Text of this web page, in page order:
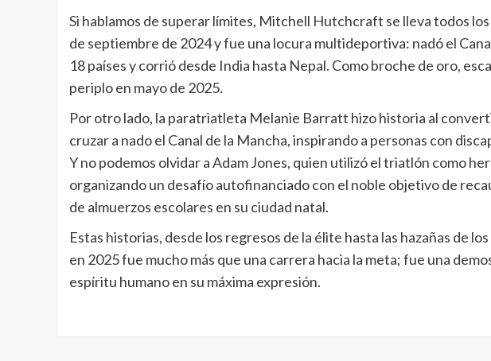
Si hablamos de superar límites, Mitchell Hutchcraft se lleva todos
de septiembre de 2024 y fue una locura multideportiva: nadó el
18 países y corrió desde India hasta Nepal. Como broche de oro,
periplo en mayo de 2025.
Por otro lado, la paratriatleta Melanie Barratt hizo historia al
cruzar a nado el Canal de la Mancha, inspirando a personas con
Y no podemos olvidar a Adam Jones, quien utilizó el triatlón como
organizando un desafío autofinanciado con el noble objetivo de
de almuerzos escolares en su ciudad natal.
Estas historias, desde los regresos de la élite hasta las hazañas de
en 2025 fue mucho más que una carrera hacia la meta; fue una
espíritu humano en su máxima expresión.